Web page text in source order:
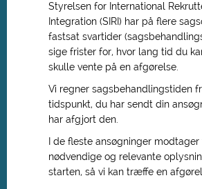
Styrelsen for International
Integration (SIRI) har på flere
fastsat svartider
sige frister for, hvor lang tid du
skulle vente på en afgørelse.
Vi regner sagsbehandlingstiden
tidspunkt, du har sendt din
har afgjort den.
I de fleste ansøgninger modtager
nødvendige og relevante
starten, så vi kan træffe en